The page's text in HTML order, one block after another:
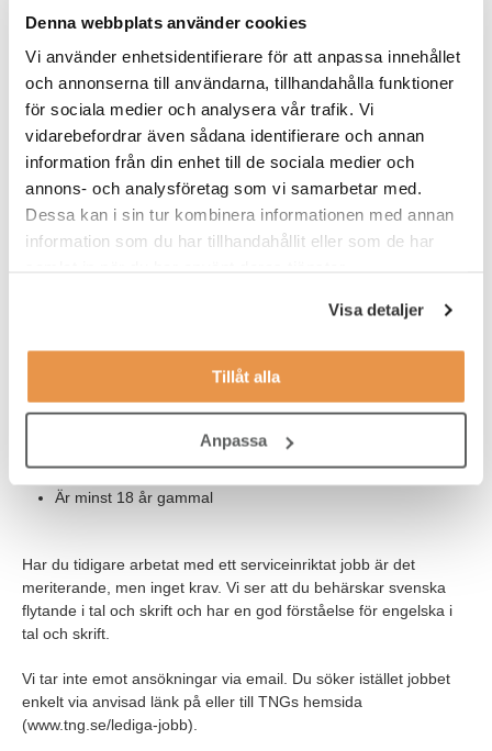
Denna webbplats använder cookies
Vi använder enhetsidentifierare för att anpassa innehållet
och annonserna till användarna, tillhandahålla funktioner
för sociala medier och analysera vår trafik. Vi
vidarebefordrar även sådana identifierare och annan
information från din enhet till de sociala medier och
annons- och analysföretag som vi samarbetar med.
Dessa kan i sin tur kombinera informationen med annan
information som du har tillhandahållit eller som de har
Visa detaljer
Tillåt alla
Anpassa
gymanläggning i Varberg Centrum. Tjänsten är på deltid 50%
med arbetstider måndag till torsdag kl. 15:30 - 20:15 Tänkt start
är senast 23 augusti. Du kommer att få en introduktion som ger
dig en bra grund att bygga vidare på i rollen som Site
Responsible.
VEM ÄR DU?
Vi söker dig som:
Har lätt att anpassa dig efter olika situationer
Tycker om att bygga relationer med medlemmar
Är minst 18 år gammal
Har du tidigare arbetat med ett serviceinriktat jobb är det
meriterande, men inget krav. Vi ser att du behärskar svenska
flytande i tal och skrift och har en god förståelse för engelska i
tal och skrift.
Vi tar inte emot ansökningar via email. Du söker istället jobbet
enkelt via anvisad länk på eller till TNGs hemsida
(www.tng.se/lediga-jobb).